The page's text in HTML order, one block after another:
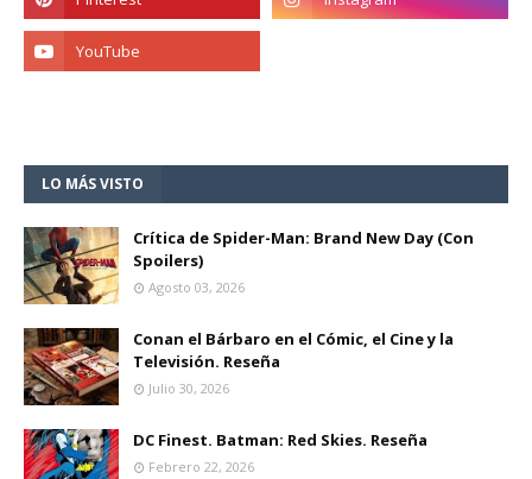
LO MÁS VISTO
Crítica de Spider-Man: Brand New Day (Con
Spoilers)
Agosto 03, 2026
Conan el Bárbaro en el Cómic, el Cine y la
Televisión. Reseña
Julio 30, 2026
DC Finest. Batman: Red Skies. Reseña
Febrero 22, 2026